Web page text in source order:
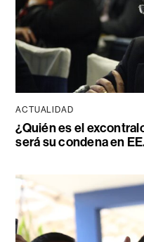
ACTUALIDAD
¿Quién es el
será su condena en